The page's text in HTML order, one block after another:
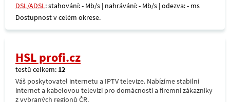
DSL/ADSL: stahování: - Mb/s | nahrávání: - Mb/s | odezva: - ms
Dostupnost v celém okrese.
HSL profi.cz
testů celkem: 12
Váš poskytovatel internetu a IPTV televize. Nabízíme stabilní
internet a kabelovou televizi pro domácnosti a firemní zákazníky
z vybraných regionů ČR.